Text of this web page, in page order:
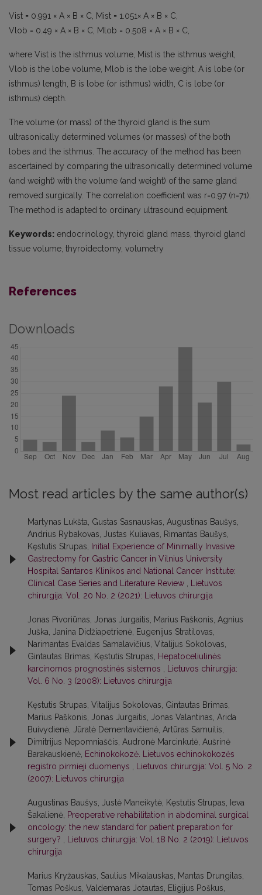
Vist = 0.991 × A × B × C, Mist = 1.051× A × B × C,
Vlob = 0.49 × A × B × C, Mlob = 0.508 × A × B × C,
where Vist is the isthmus volume, Mist is the isthmus weight,
Vlob is the lobe volume, Mlob is the lobe weight, A is lobe (or
isthmus) length, B is lobe (or isthmus) width, C is lobe (or
isthmus) depth.
The volume (or mass) of the thyroid gland is the sum
ultrasonically determined volumes (or masses) of the both
lobes and the isthmus. The accuracy of the method has been
ascertained by comparing the ultrasonically determined volume
(and weight) with the volume (and weight) of the same gland
removed surgically. The correlation coefficient was r=0.97 (n=71).
The method is adapted to ordinary ultrasound equipment.
Keywords: endocrinology, thyroid gland mass, thyroid gland
tissue volume, thyroidectomy, volumetry
References
Downloads
Most read articles by the same author(s)
Martynas Lukšta, Gustas Sasnauskas, Augustinas Baušys,
Andrius Rybakovas, Justas Kuliavas, Rimantas Baušys,
Kęstutis Strupas,
Initial Experience of Minimally Invasive
Gastrectomy for Gastric Cancer in Vilnius University
Hospital Santaros Klinikos and National Cancer Institute:
Clinical Case Series and Literature Review
Lietuvos
chirurgija: Vol. 20 No. 2 (2021): Lietuvos chirurgija
Jonas Pivoriūnas, Jonas Jurgaitis, Marius Paškonis, Agnius
Juška, Janina Didžiapetrienė, Eugenijus Stratilovas,
Narimantas Evaldas Samalavičius, Vitalijus Sokolovas,
Gintautas Brimas, Kęstutis Strupas,
Hepatoceliulinės
karcinomos prognostinės sistemos
Lietuvos chirurgija:
Vol. 6 No. 3 (2008): Lietuvos chirurgija
Kęstutis Strupas, Vitalijus Sokolovas, Gintautas Brimas,
Marius Paškonis, Jonas Jurgaitis, Jonas Valantinas, Arida
Buivydienė, Jūratė Dementavičienė, Artūras Samuilis,
Dimitrijus Nepomniaščis, Audronė Marcinkutė, Aušrinė
Barakauskienė, Echinokokozė. Lietuvos echinokokozės
registro pirmieji duomenys
Lietuvos chirurgija: Vol. 5 No. 2
(2007): Lietuvos chirurgija
Augustinas Baušys, Justė Maneikytė, Kęstutis Strupas, Ieva
Šakalienė, Preoperative rehabilitation in abdominal surgical
oncology: the new standard for patient preparation for
surgery?
Lietuvos chirurgija: Vol. 18 No. 2 (2019): Lietuvos
chirurgija
Marius Kryžauskas, Saulius Mikalauskas, Mantas Drungilas,
Tomas Poškus, Valdemaras Jotautas, Eligijus Poškus,